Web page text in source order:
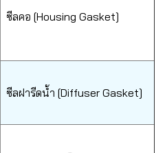
ซีลคอ [Housing Gasket]
ซีลฝารีดน้ำ [Diffuser Gasket]